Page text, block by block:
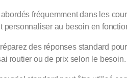
fréquemment dans les
personnaliser au besoin en
des réponses standard
routier ou de prix selon le besoin.